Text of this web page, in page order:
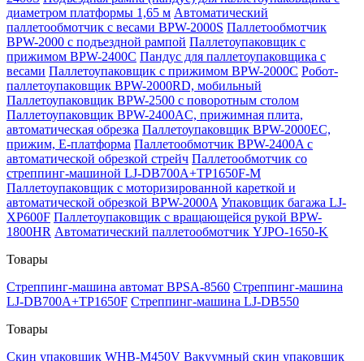
диаметром платформы 1,65 м Автоматический
паллетообмотчик с весами BPW-2000S Паллетообмотчик
BPW-2000 с подъездной рампой Паллетоупаковщик с
прижимом BPW-2400C Пандус для паллетоупаковщика с
весами Паллетоупаковщик с прижимом BPW-2000C Робот-
паллетоупаковщик BPW-2000RD, мобильный
Паллетоупаковщик BPW-2500 с поворотным столом
Паллетоупаковщик BPW-2400AC, прижимная плита,
автоматическая обрезка Паллетоупаковщик BPW-2000EC,
прижим, Е-платформа Паллетообмотчик BPW-2400A с
автоматической обрезкой стрейч Паллетообмотчик со
стреппинг-машиной LJ-DB700A+TP1650F-M
Паллетоупаковщик с моторизированной кареткой и
автоматической обрезкой BPW-2000A Упаковщик багажа LJ-
XP600F Паллетоупаковщик с вращающейся рукой BPW-
1800HR Автоматический паллетообмотчик YJPO-1650-K
Товары
Стреппинг-машина автомат BPSA-8560 Стреппинг-машина
LJ-DB700A+TP1650F Стреппинг-машина LJ-DB550
Товары
Скин упаковщик WHB-M450V Вакуумный скин упаковщик